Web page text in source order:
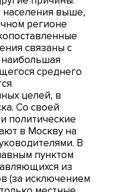
населения выше,
регионе
связаны с
среднего
целей, в
Со своей
политические
в Москву на
В
пунктом
из
(за исключением